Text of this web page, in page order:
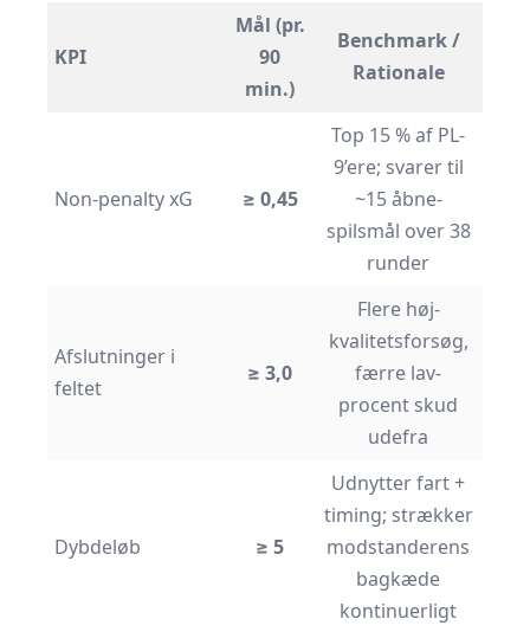
KPI
Mål (pr.
90
min.)
Benchmark /
Rationale
Non-penalty xG ≥ 0,45
Top 15 % af PL-
9’ere; svarer til
~15 åbne-
spilsmål over 38
runder
Afslutninger i
feltet
≥ 3,0
Flere høj-
kvalitetsforsøg,
færre lav-
procent skud
udefra
Dybdeløb ≥ 5
Udnytter fart +
timing; strækker
modstanderens
bagkæde
kontinuerligt